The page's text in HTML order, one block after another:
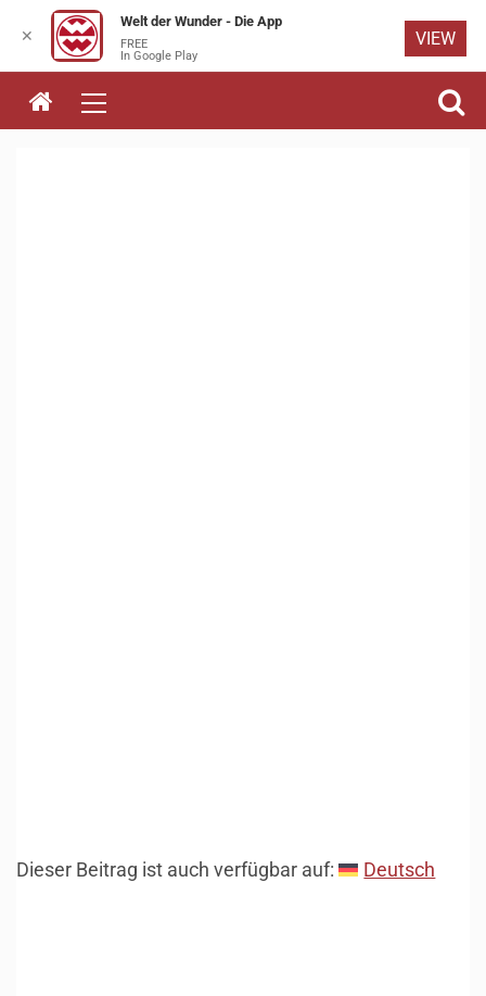
Skip to
content
Dieser Beitrag ist auch verfügbar auf: Deutsch
✕
Welt der Wunder - Die App
FREE
In Google Play
VIEW